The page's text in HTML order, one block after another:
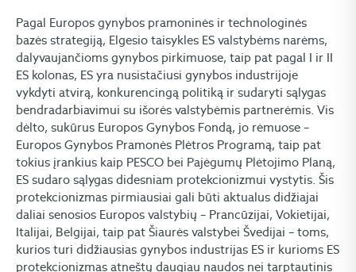
Pagal Europos gynybos pramoninės ir technologinės
bazės strategiją, Elgesio taisykles ES valstybėms narėms,
dalyvaujančioms gynybos pirkimuose, taip pat pagal I ir II
ES kolonas, ES yra nusistačiusi gynybos industrijoje
vykdyti atvirą, konkurencingą politiką ir sudaryti sąlygas
bendradarbiavimui su išorės valstybėmis partnerėmis. Vis
dėlto, sukūrus Europos Gynybos Fondą, jo rėmuose –
Europos Gynybos Pramonės Plėtros Programą, taip pat
tokius įrankius kaip PESCO bei Pajėgumų Plėtojimo Planą,
ES sudaro sąlygas didesniam protekcionizmui vystytis. Šis
protekcionizmas pirmiausiai gali būti aktualus didžiajai
daliai senosios Europos valstybių – Prancūzijai, Vokietijai,
Italijai, Belgijai, taip pat Šiaurės valstybei Švedijai – toms,
kurios turi didžiausias gynybos industrijas ES ir kurioms ES
protekcionizmas atneštų daugiau naudos nei tarptautinis